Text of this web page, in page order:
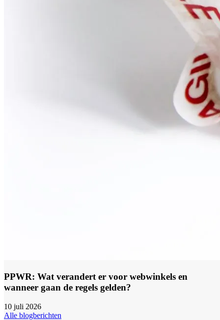
PPWR: Wat verandert er voor webwinkels en
wanneer gaan de regels gelden?
10 juli 2026
Alle blogberichten